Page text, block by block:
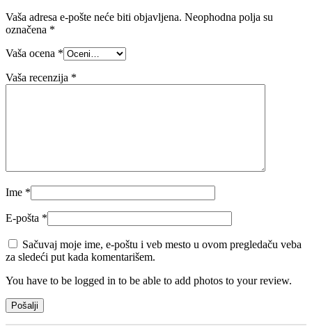
Vaša adresa e-pošte neće biti objavljena. Neophodna polja su
označena *
Vaša ocena *
Vaša recenzija *
Ime *
E-pošta *
Sačuvaj moje ime, e-poštu i veb mesto u ovom pregledaču veba
za sledeći put kada komentarišem.
You have to be logged in to be able to add photos to your review.